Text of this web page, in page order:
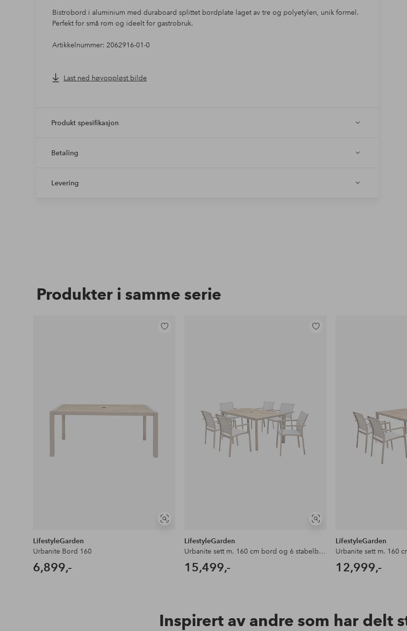
Bistrobord i aluminium med duraboard splittet bordplate laget av tre og polyetylen, unik formel.
Perfekt for små rom og ideelt for gastrobruk.
Artikkelnummer: 2062916-01-0
Last ned høyoppløst bilde
Produkt spesifikasjon
Betaling
Levering
Produkter i samme serie
Vis
LifestyleGarden
Urbanite Bord 160
6,899,-
Vis
LifestyleGarden
Urbanite sett m. 160 cm bord og 6 stabelbare lenestoler
15,499,-
LifestyleGarden
12,999,-
Inspirert av andre som har delt